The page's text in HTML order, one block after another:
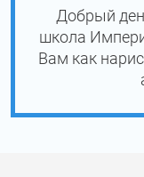
Добрый
школа
Вам как